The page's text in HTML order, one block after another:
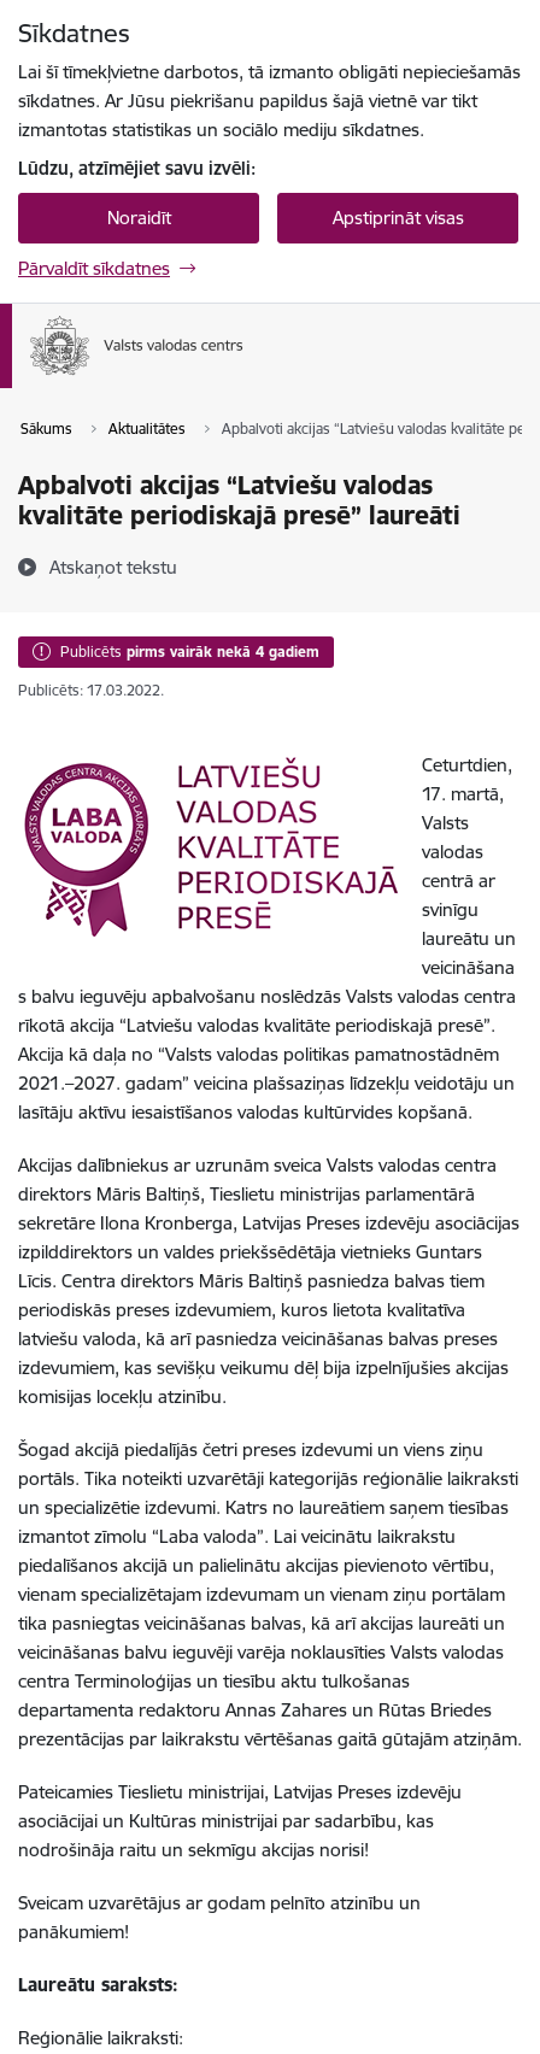
Sīkdatnes
Lai šī tīmekļvietne darbotos, tā izmanto obligāti nepieciešamās
sīkdatnes. Ar Jūsu piekrišanu papildus šajā vietnē var tikt
izmantotas statistikas un sociālo mediju sīkdatnes.
Lūdzu, atzīmējiet savu izvēli:
Noraidīt Apstiprināt visas
Pārvaldīt sīkdatnes
Sākums Aktualitātes Apbalvoti akcijas “Latviešu valodas kvalitāte
Apbalvoti akcijas “Latviešu valodas
kvalitāte periodiskajā presē” laureāti
Atskaņot tekstu
Publicēts pirms vairāk nekā 4 gadiem
Publicēts: 17.03.2022.
Ceturtdien,
17. martā,
Valsts
valodas
centrā ar
svinīgu
laureātu un
veicināšana
s balvu ieguvēju apbalvošanu noslēdzās Valsts valodas centra
rīkotā akcija “Latviešu valodas kvalitāte periodiskajā presē”.
Akcija kā daļa no “Valsts valodas politikas pamatnostādnēm
2021.–2027. gadam” veicina plašsaziņas līdzekļu veidotāju un
lasītāju aktīvu iesaistīšanos valodas kultūrvides kopšanā.
Akcijas dalībniekus ar uzrunām sveica Valsts valodas centra
direktors Māris Baltiņš, Tieslietu ministrijas parlamentārā
sekretāre Ilona Kronberga, Latvijas Preses izdevēju asociācijas
izpilddirektors un valdes priekšsēdētāja vietnieks Guntars
Līcis. Centra direktors Māris Baltiņš pasniedza balvas tiem
periodiskās preses izdevumiem, kuros lietota kvalitatīva
latviešu valoda, kā arī pasniedza veicināšanas balvas preses
izdevumiem, kas sevišķu veikumu dēļ bija izpelnījušies akcijas
komisijas locekļu atzinību.
Šogad akcijā piedalījās četri preses izdevumi un viens ziņu
portāls. Tika noteikti uzvarētāji kategorijās reģionālie laikraksti
un specializētie izdevumi. Katrs no laureātiem saņem tiesības
izmantot zīmolu “Laba valoda”. Lai veicinātu laikrakstu
piedalīšanos akcijā un palielinātu akcijas pievienoto vērtību,
vienam specializētajam izdevumam un vienam ziņu portālam
tika pasniegtas veicināšanas balvas, kā arī akcijas laureāti un
veicināšanas balvu ieguvēji varēja noklausīties Valsts valodas
centra Terminoloģijas un tiesību aktu tulkošanas
departamenta redaktoru Annas Zahares un Rūtas Briedes
prezentācijas par laikrakstu vērtēšanas gaitā gūtajām atziņām.
Pateicamies Tieslietu ministrijai, Latvijas Preses izdevēju
asociācijai un Kultūras ministrijai par sadarbību, kas
nodrošināja raitu un sekmīgu akcijas norisi!
Sveicam uzvarētājus ar godam pelnīto atzinību un
panākumiem!
Laureātu saraksts:
Reģionālie laikraksti: